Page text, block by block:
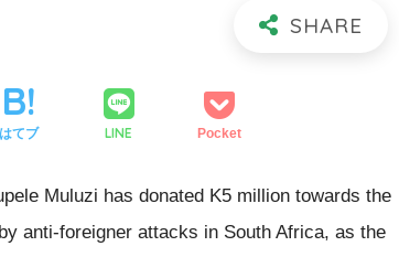
はてブ LINE Pocket
Muluzi has donated K5 million towards the
anti-foreigner attacks in South Africa, as the